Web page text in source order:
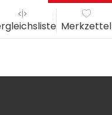
Merkzettel